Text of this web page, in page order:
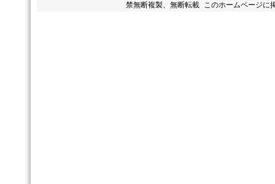
禁無断複製、無断転載 このホームページに